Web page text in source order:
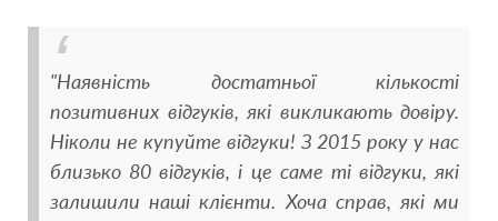
"Наявність достатньої кількості
позитивних відгуків, які викликають довіру.
Ніколи не купуйте відгуки! З 2015 року у нас
близько 80 відгуків, і це саме ті відгуки, які
залишили наші клієнти. Хоча справ, які ми